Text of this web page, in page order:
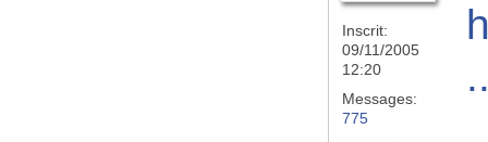
Inscrit:
09/11/2005
12:20
Messages:
775